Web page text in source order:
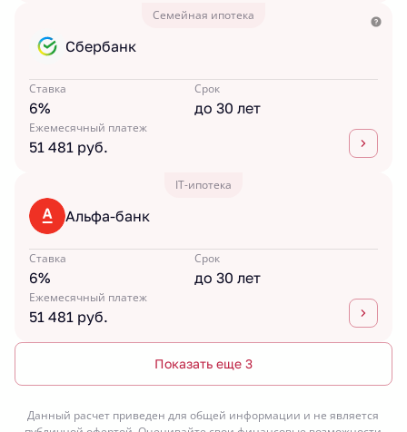
Семейная ипотека
Сбербанк
Ставка
6%
Срок
до 30 лет
Ежемесячный платеж
51 481 руб.
IT-ипотека
Альфа-банк
Ставка
6%
Срок
до 30 лет
Ежемесячный платеж
51 481 руб.
Показать еще 3
Данный расчет приведен для общей информации и не является